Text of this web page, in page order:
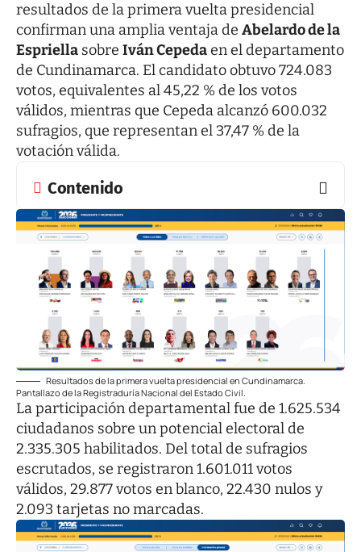
resultados de la primera vuelta presidencial
confirman una amplia ventaja de Abelardo de la
Espriella sobre Iván Cepedaen el departamento
de Cundinamarca. El candidato obtuvo 724.083
votos, equivalentes al 45,22 % de los votos
válidos, mientras que Cepeda alcanzó 600.032
sufragios, que representan el 37,47 % de la
votación válida.
Contenido
Resultados de la primera vuelta presidencial en Cundinamarca.
Pantallazo de la Registraduría Nacional del Estado Civil.
La participación departamental fue de 1.625.534
ciudadanos sobre un potencial electoral de
2.335.305 habilitados. Del total de sufragios
escrutados, se registraron 1.601.011 votos
válidos, 29.877 votos en blanco, 22.430 nulos y
2.093 tarjetas no marcadas.